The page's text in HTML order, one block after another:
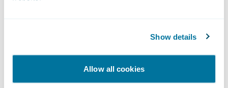
Show details
Allow all cookies
painéis de especialistas e sessões
educativas foram realizados durante a